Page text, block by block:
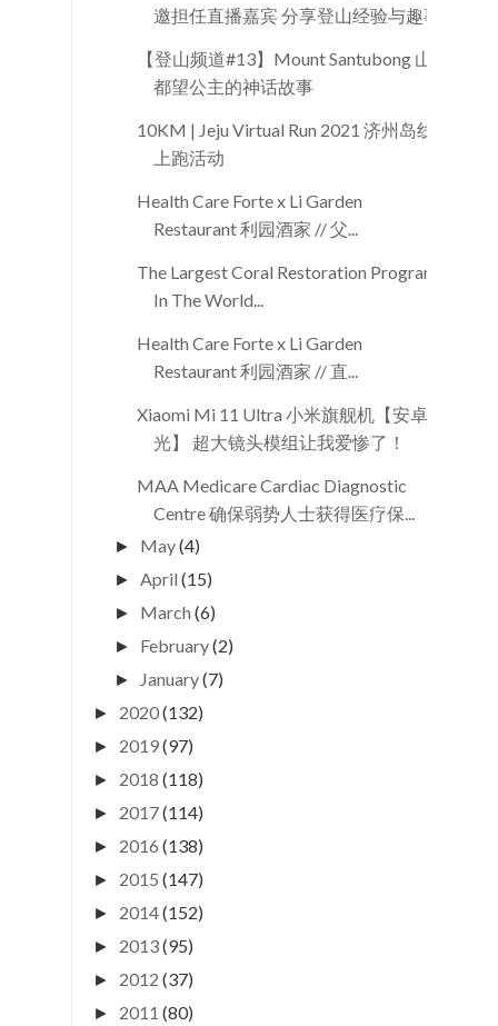
邀担任直播嘉宾 分享登山经验与趣事
【登山频道#13】Mount Santubong 山
都望公主的神话故事
10KM | Jeju Virtual Run 2021 济州岛线
上跑活动
Health Care Forte x Li Garden
Restaurant 利园酒家 // 父...
The Largest Coral Restoration Program
In The World...
Health Care Forte x Li Garden
Restaurant 利园酒家 // 直...
Xiaomi Mi 11 Ultra 小米旗舰机【安卓之
光】 超大镜头模组让我爱惨了！
MAA Medicare Cardiac Diagnostic
Centre 确保弱势人士获得医疗保...
► May(4)
►April(15)
► March(6)
► February(2)
► January(7)
► 2020(132)
► 2019(97)
► 2018 (118)
► 2017(114)
► 2016 (138)
► 2015 (147)
► 2014(152)
► 2013(95)
► 2012 (37)
► 2011 (80)